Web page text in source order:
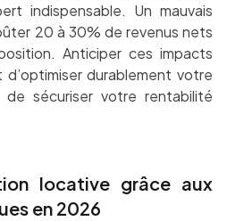
indispensable. Un mauvais
20 à 30% de revenus nets
Anticiper ces impacts
d’optimiser durablement votre
sécuriser votre rentabilité
locative grâce aux
en 2026